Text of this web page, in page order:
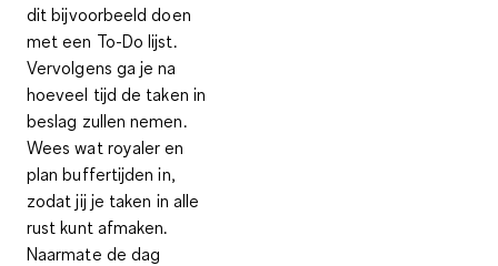
dit bijvoorbeeld doen
met een To-Do lijst.
Vervolgens ga je na
hoeveel tijd de taken in
beslag zullen nemen.
Wees wat royaler en
plan buffertijden in,
zodat jij je taken in alle
rust kunt afmaken.
Naarmate de dag